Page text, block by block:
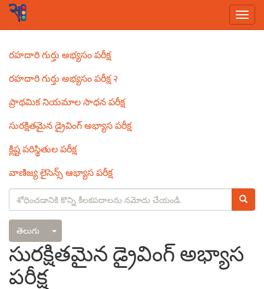
main
Main
navigation
రహదారి గుర్తు అభ్యసం పరీక్ష
రహదారి గుర్తు అభ్యసం పరీక్ష २
ప్రాథమిక నియమాల సాధన పరీక్ష
సురక్షితమైన డ్రైవింగ్ అభ్యాస పరీక్ష
క్లిష్ట పరిస్థితుల పరీక్ష
వాణిజ్య లైసెన్స్ ఆభ్యాస పరీక్ష
Search
Search
తెలుగు Toggle Dropdown
సురక్షితమైన డ్రైవింగ్ అభ్యాస
పరీక్ష